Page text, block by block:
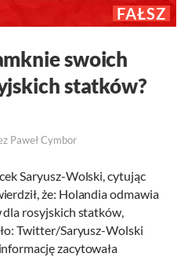
FAŁSZ
swoich
statków?
Paweł Cymbor
Saryusz-Wolski, cytując
że: Holandia odmawia
rosyjskich statków,
Twitter/Saryusz-Wolski
zacytowała